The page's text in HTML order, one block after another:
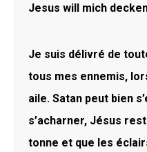
Jesus will mich
Je suis délivré de
tous mes ennemis,
aile. Satan peut bien
s’acharner, Jésus
tonne et que les